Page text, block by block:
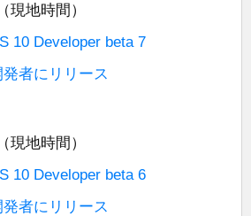
現地時間）
10 Developer beta 7
者にリリース
現地時間）
10 Developer beta 6
者にリリース